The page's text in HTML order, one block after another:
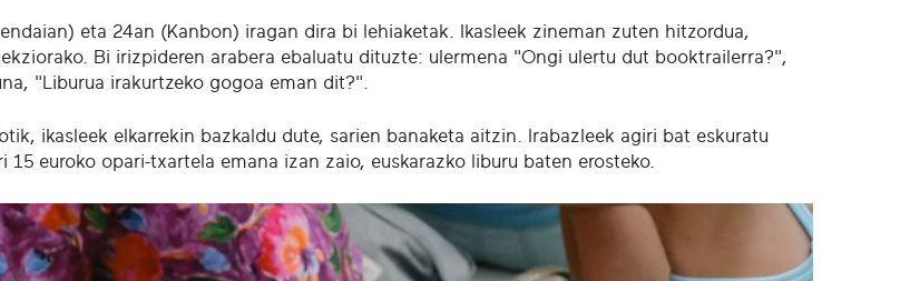
eta 24an (Kanbon) iragan dira bi lehiaketak. Ikasleek zineman zuten hitzordua,
Bi irizpideren arabera ebaluatu dituzte: ulermena "Ongi ulertu dut booktrailerra?",
"Liburua irakurtzeko gogoa eman dit?".
ikasleek elkarrekin bazkaldu dute, sarien banaketa aitzin. Irabazleek agiri bat eskuratu
15 euroko opari-txartela emana izan zaio, euskarazko liburu baten erosteko.